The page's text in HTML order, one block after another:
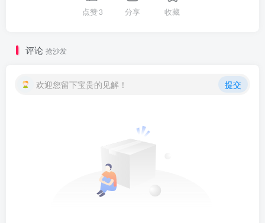
点赞3 分享 收藏
评论 抢沙发
欢迎您留下宝贵的见解！ 提交